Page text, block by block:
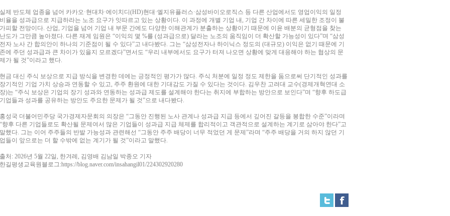
실제 반도체 업종을 넘어 카카오·현대차·에이치디(HD)현대·엘지유플러스·삼성바이오로직스 등 다른 산업에서도 영업이익의 일정
비율을 성과급으로 지급하라는 노조 요구가 잇따르고 있는 상황이다. 이 과정에 개별 기업 내, 기업 간 차이에 따른 세밀한 조정이 불
가피할 전망이다. 산업, 기업을 넘어 기업 내 부문 간에도 다양한 이해관계가 분출하는 상황이기 때문에 이윤 배분의 균형점을 찾는
난도가 그만큼 높아졌다. 다른 재계 임원은 “이익의 몇 %를 (성과급으로) 달라는 노조의 움직임이 더 확산할 가능성이 있다”며 “삼성
전자 노사 간 합의안이 하나의 기준점이 될 수 있다”고 내다봤다. 그는 “삼성전자나 하이닉스 정도의 (대규모) 이익은 없기 때문에 기
존에 주던 성과급과 큰 차이가 있을지 모르겠다”면서도 “우리 내부에서도 요구가 터져 나오면 상황에 맞게 대응해야 하는 협상의 문
제가 될 것”이라고 했다.
현금 대신 주식 보상으로 지급 방식을 변경한 데에는 긍정적인 평가가 많다. 주식 처분에 일정 정도 제한을 둠으로써 단기적인 성과를
장기적인 기업 가치 상승과 연동할 수 있고, 주주 환원에 대한 기대감도 가질 수 있다는 것이다. 김우찬 고려대 교수(경제개혁연대 소
장)는 “주식 보상은 기업의 장기 성과와 연동하는 성과급 제도를 설계해야 한다는 취지에 부합하는 방안으로 보인다”며 “향후 하도급
기업들과 성과를 공유하는 방안도 주요한 문제가 될 것”으로 내다봤다.
홍성국 더불어민주당 국가경제자문회의 의장은 “그동안 진행된 노사 관계나 성과급 지급 등에서 깊어진 갈등을 봉합한 수준”이라며
“향후 다른 기업들로도 확산될 문제여서 많은 기업들이 성과급 지급 체제를 합리적이고 객관적으로 설계하는 계기로 삼아야 한다”고
말했다. 그는 이어 주주들의 반발 가능성과 관련해선 “그동안 주주 배당이 너무 적었던 게 문제”라며 “주주 배당을 거의 하지 않던 기
업들이 앞으로는 더 할 수밖에 없는 계기가 될 것”이라고 말했다.
출처: 2026년 5월 22일, 한겨레, 김영배 김남일 박종오 기자
한길평생교육원블로그:https://blog.naver.com/insahangil01/224302920280